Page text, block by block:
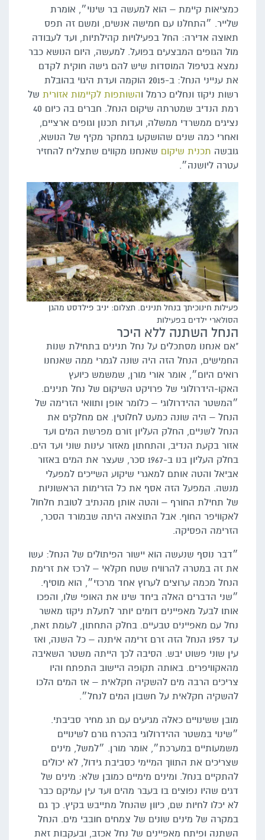
כמציאות קיימת – הוא למעשה בר שינוי״, אומרת
שלייר. ״התחלנו עם חמישה אנשים, ומשם זה תפס
תאוצה אדירה: החל בפעילויות קהילתיות, ועד לעבודה
מול הגופים המבצעים בפועל. למעשה, היום הנושא כבר
נמצא בטיפול המוסדות שיש להם גישה חוקית לקדם
את ענייני הנחל: ב-2015 הוקמה ועדת היגוי בהובלת
רשות ניקוז ונחלים כרמל והשותפות לקיימות אזורית של
רמת הנדיב שמטרתה שיקום הנחל. חברים בה כיום 40
נציגים ממשרדי ממשלה, ועדות תכנון וגופים ארציים,
ואחרי כמה שנים שהושקעו במחקר מקיף של הנושא,
גובשה תכנית שיקום שאנחנו מקווים שתצליח להחזיר
עטרה ליושנה״.
פעילות חינוכיתך בנחל תנינים. תצלום: יניב פילדסט מהגן
הסולארי ילדים בפעילות
הנחל השתנה ללא היכר
"אם אנחנו מסתכלים על נחל תנינים בתחילת שנות
החמישים, הנחל הזה היה שונה לגמרי ממה שאנחנו
רואים היום״, אומר אורי מורן, שמשמש כיועץ
האקו-הידרולוגי של פרויקט השיקום של נחל תנינים.
״המשטר ההידרולוגי – כלומר אופן ותוואי הזרימה של
הנחל – היה שונה כמעט לחלוטין. אם מחלקים את
הנחל לשניים, החלק העליון זורם מפרשת המים ועד
אזור בקעת הנדיב, והתחתון מאזור עינות שוני ועד הים.
בחלק העליון בנו ב-1967 סכר, שעצר את המים באזור
אביאל והטה אותם למאגרי שיקוע השייכים למפעלי
מנשה. המפעל הזה אסף את כל הזרימות הראשוניות
של תחילת החורף – והטה אותן מהנתיב לטובת חלחול
לאקוויפר החוף. אבל התוצאה היתה שבמורד הסכר,
הזרימה הפסיקה.
״דבר נוסף שנעשה הוא יישור הפיתולים של הנחל: עשו
את זה במטרה להרוויח שטח חקלאי – לרכז את זרימת
הנחל מכמה ערוצים לערוץ אחד מרכזי״, הוא מוסיף.
״שני הדברים האלה ביחד שינו את האופי שלו, והפכו
אותו לבעל מאפיינים דומים יותר לתעלת ניקוז מאשר
נחל עם מאפיינים טבעיים. בחלק התחתון, לעומת זאת,
עד 1957 הנחל הזה זרם זרימה איתנה – כל השנה, ואז
עין שוני פשוט יבש. הסיבה לכך הייתה משטר השאיבה
מהאקוויפרים. באותה תקופה היישוב התפתח והיו
צריכים הרבה מים להשקיה חקלאית – אז המים הלכו
להשקיה חקלאית על חשבון המים לנחל״.
מובן ששינויים כאלה מגיעים עם תג מחיר סביבתי.
״שינוי במשטר ההידרולוגי בהכרח גורם לשינויים
משמעותיים במערכת״, אומר מורן. ״למשל, מינים
שצריכים את התווך המיימי כסביבת גידול, לא יכולים
להתקיים בנחל. ומינים מימיים כמובן שלא: מינים של
דגים שהיו נפוצים בו בעבר מהים ועד עין עמיקם כבר
לא יכלו לחיות שם, כיוון שהנחל מתייבש בקיץ. כך גם
במקרה של מינים שונים של צמחים חובבי מים. הנחל
השתנה ופיתח מאפיינים של נחל אכזב, ובעקבות זאת